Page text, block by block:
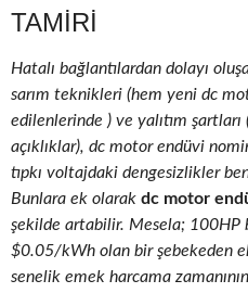
TAMIRI
Hatalı bağlantılardan dolayı
sarım teknikleri (hem yeni dc
edilenlerinde ) ve yalıtım şartları
açıklıklar), dc motor endüvi
tıpkı voltajdaki dengesizlikler
Bunlara ek olarak dc motor
şekilde artabilir. Mesela; 100HP
$0.05/kWh olan bir şebekeden
senelik emek harcama